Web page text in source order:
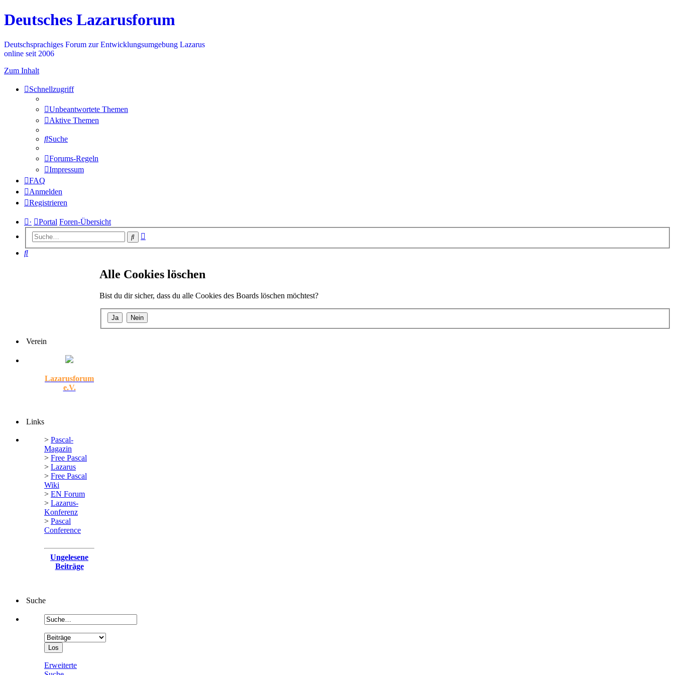
Deutsches Lazarusforum
Deutschsprachiges Forum zur Entwicklungsumgebung Lazarus
online seit 2006
Zum Inhalt
Schnellzugriff
Unbeantwortete Themen
Aktive Themen
Suche
Forums-Regeln
Impressum
FAQ
Anmelden
Registrieren
· Portal Foren-Übersicht
Suche
Suche
Alle Cookies löschen
Bist du dir sicher, dass du alle Cookies des Boards löschen möchtest?
Verein
Lazarusforum
e.V.
Links
> Pascal-
Magazin
> Free Pascal
> Lazarus
> Free Pascal
Wiki
> EN Forum
> Lazarus-
Konferenz
> Pascal
Conference
Ungelesene
Beiträge
Suche
Erweiterte